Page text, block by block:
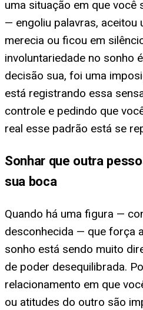
uma situação em que você
— engoliu palavras, aceitou
merecia ou ficou em
involuntariedade no sonho
decisão sua, foi uma
está registrando essa
controle e pedindo que
real esse padrão está se
Sonhar que outra
sua boca
Quando há uma figura —
desconhecida — que força
sonho está sendo muito
de poder desequilibrada.
relacionamento em que
ou atitudes do outro são